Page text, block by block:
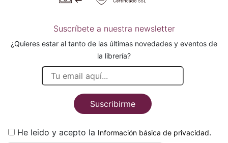
Suscríbete a nuestra newsletter
¿Quieres estar al tanto de las últimas novedades y eventos de
la librería?
Suscribirme
He leido y acepto la Información básica de privacidad.